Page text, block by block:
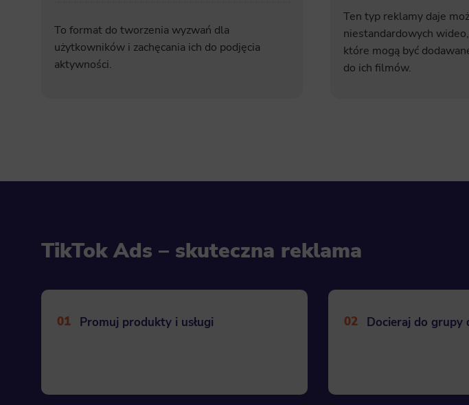
To format do tworzenia wyzwań dla
użytkowników i zachęcania ich do podjęcia
aktywności.
Ten typ reklamy daje
niestandardowych
które mogą być
do ich filmów.
TikTok Ads – skuteczna reklama
01 Promuj produkty i usługi 02 Docieraj do grupy